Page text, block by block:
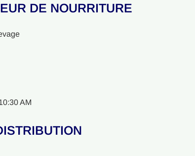
DE NOURRITURE
AM